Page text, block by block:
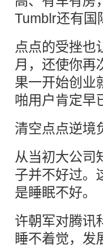
Tumblr还有国
点点的受挫也
月，还使你再
果一开始创业
啪用户肯定早
清空点点逆境
从当初大公司
子并不好过。
是睡眠不好。
许朝军对腾讯
睡不着觉，发